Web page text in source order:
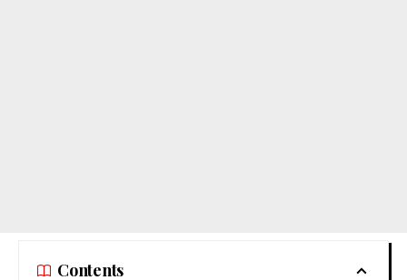
Contents